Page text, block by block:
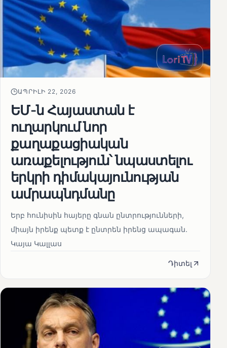
ԱՊՐԻԼԻ 22, 2026
ԵՄ-ն Հայաստան է
ուղարկում նոր
քաղաքացիական
առաքելություն՝ նպաստելու
երկրի դիմակայունության
ամրապնդմանը
Երբ հունիսին հայերը գնան ընտրությունների,
միայն իրենք պետք է ընտրեն իրենց ապագան.
Կայա Կալլաս
Դիտել